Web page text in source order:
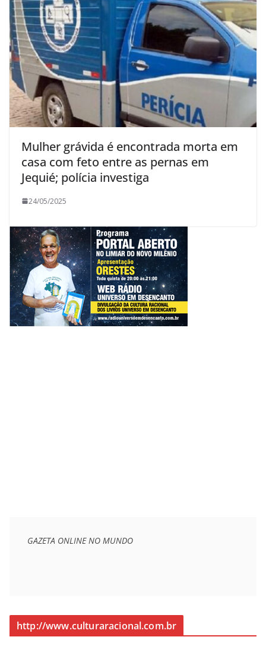
Mulher grávida é encontrada morta em
casa com feto entre as pernas em
Jequié; polícia investiga
24/05/2025
GAZETA ONLINE NO MUNDO
http://www.culturaracional.com.br